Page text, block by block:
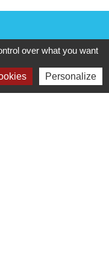
over what you want
Personalize